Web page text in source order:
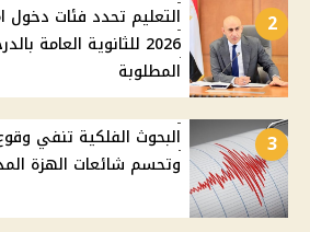
2
التعليم تحدد فئات دخول
2026 للثانوية العامة
المطلوبة
3
البحوث الفلكية تنفي
وتحسم شائعات الهزة